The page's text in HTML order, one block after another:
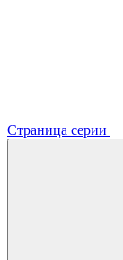
Страница серии